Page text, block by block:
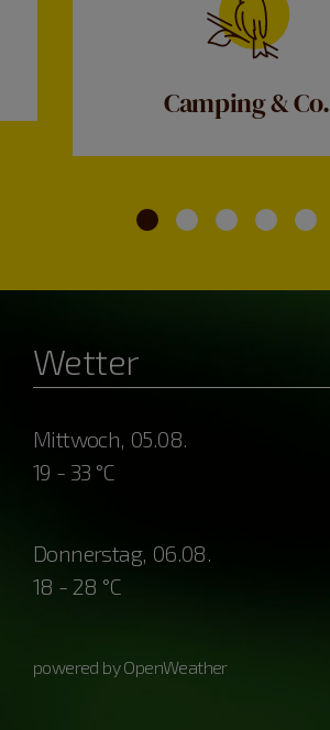
Camping & Co.
Wetter
Mittwoch, 05.08.
19 - 33 °C
Donnerstag, 06.08.
18 - 28 °C
powered by OpenWeather